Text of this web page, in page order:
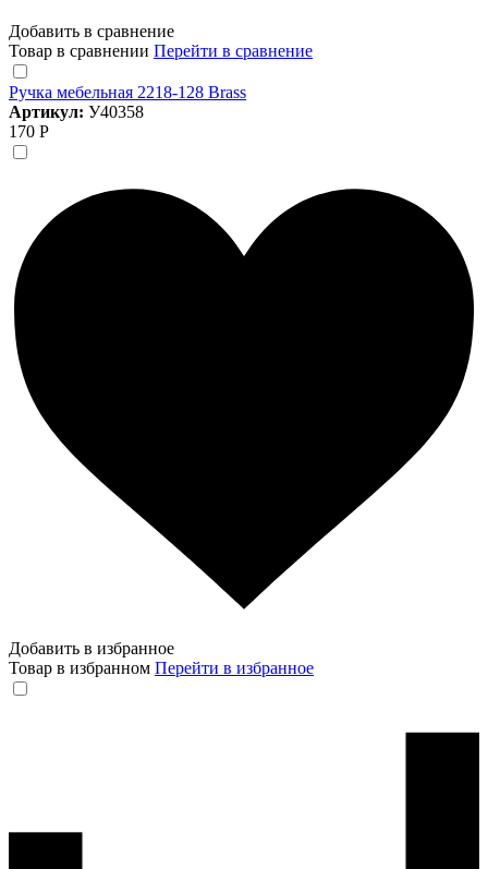
Добавить в сравнение
Товар в сравнении Перейти в сравнение
Ручка мебельная 2218-128 Brass
Артикул: У40358
170 Р
Добавить в избранное
Товар в избранном Перейти в избранное